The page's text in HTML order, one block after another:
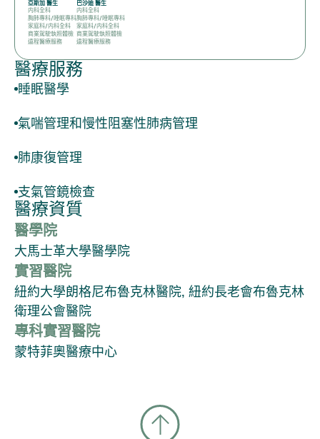
亞斯加 醫生
内科全科
胸肺專科/睡眠專科
家庭科/内科全科
商業駕駛執照體檢
遠程醫療服務
巴沙迪 醫生
内科全科
胸肺專科/睡眠專科
家庭科/内科全科
商業駕駛執照體檢
遠程醫療服務
醫療服務
睡眠醫學
氣喘管理和慢性阻塞性肺病管理
肺康復管理
支氣管鏡檢查
醫療資質
醫學院
大馬士革大學醫學院
實習醫院
紐約大學朗格尼布魯克林醫院, 紐約長老會布魯克林
衛理公會醫院
專科實習醫院
蒙特菲奧醫療中心